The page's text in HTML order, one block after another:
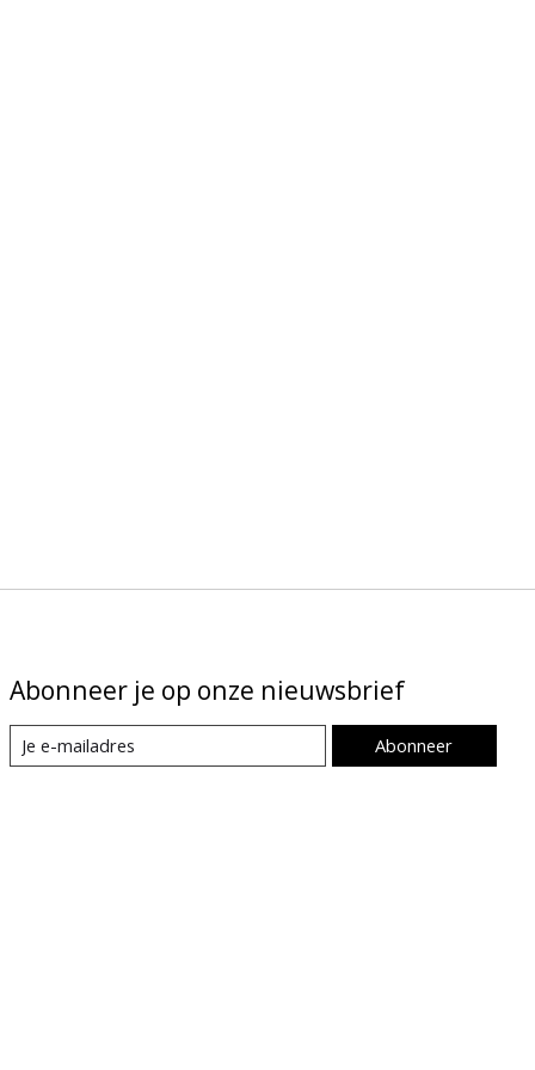
Abonneer je op onze nieuwsbrief
Abonneer